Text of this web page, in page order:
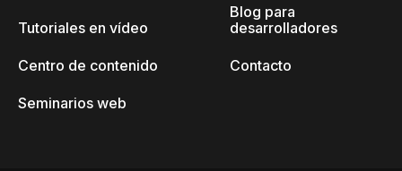
Tutoriales en vídeo
Centro de contenido
Seminarios web
Blog para
desarrolladores
Contacto